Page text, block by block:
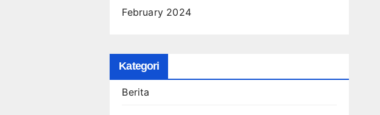
February 2024
Kategori
Berita